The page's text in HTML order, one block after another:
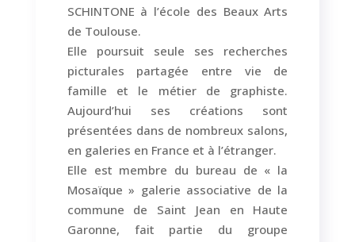
SCHINTONE à l’école des Beaux Arts
de Toulouse.
Elle poursuit seule ses recherches
picturales partagée entre vie de
famille et le métier de graphiste.
Aujourd’hui ses créations sont
présentées dans de nombreux salons,
en galeries en France et à l’étranger.
Elle est membre du bureau de « la
Mosaïque » galerie associative de la
commune de Saint Jean en Haute
Garonne, fait partie du groupe